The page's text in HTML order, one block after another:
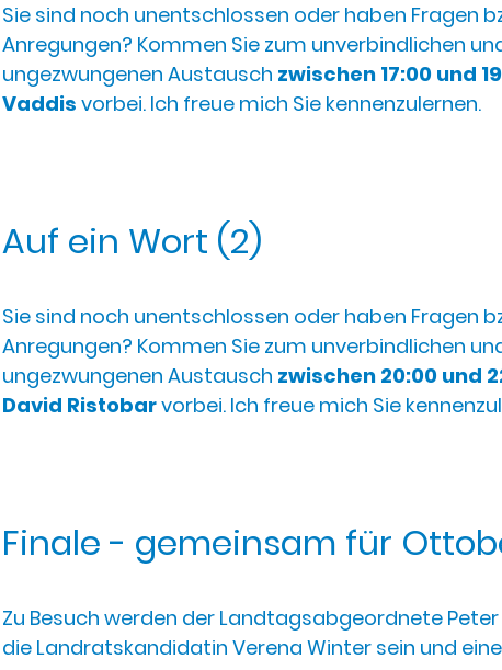
Sie sind noch unentschlossen oder haben Fragen
Anregungen? Kommen Sie zum unverbindlichen
ungezwungenen Austausch zwischen 17:00 und
Vaddisvorbei. Ich freue mich Sie kennenzulernen.
Auf ein Wort (2)
Sie sind noch unentschlossen oder haben Fragen
Anregungen? Kommen Sie zum unverbindlichen
ungezwungenen Austausch zwischen 20:00 und
David Ristobarvorbei. Ich freue mich Sie
Finale - gemeinsam für
Zu Besuch werden der Landtagsabgeordnete
die Landratskandidatin Verena Winter sein und